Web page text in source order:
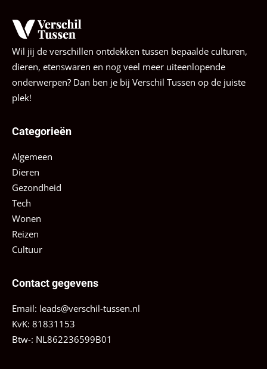
Wil jij de verschillen ontdekken tussen bepaalde culturen,
dieren, etenswaren en nog veel meer uiteenlopende
onderwerpen? Dan ben je bij Verschil Tussen op de juiste
plek!
Categorieën
Algemeen
Dieren
Gezondheid
Tech
Wonen
Reizen
Cultuur
Contact gegevens
Email: leads@verschil-tussen.nl
KvK: 81831153
Btw-: NL862236599B01